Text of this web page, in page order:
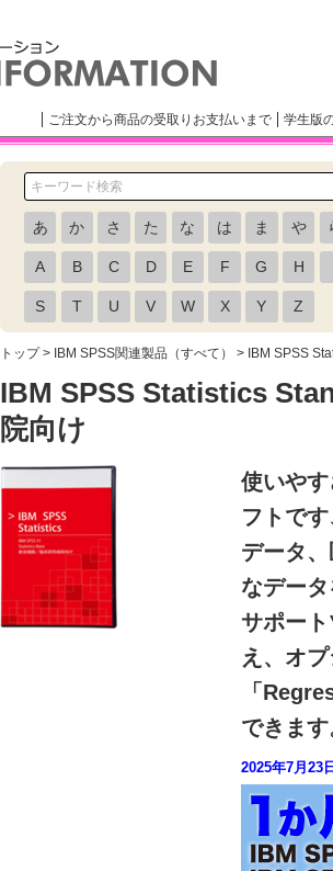
ご注文から商品の受取りお支払いまで 学生版
あ か さ た な は ま や
A B C D E F G H
S T U V W X Y Z
トップ> IBM SPSS関連製品（すべて） > IBM SPSS
IBM SPSS Statistics
院向け
使いや
フトで
データ
なデー
サポー
え、オ
「
できます
2025年7月23